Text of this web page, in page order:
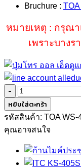
Bruchure :
หมายเหตุ : กรุณ
เพราะบาง
จำนวน
TOA
WS-
432-
ชิ้น
หยิบใส่ตะกร้า
รหัสสินค้า: TOA WS-
คุณอาจสนใจ